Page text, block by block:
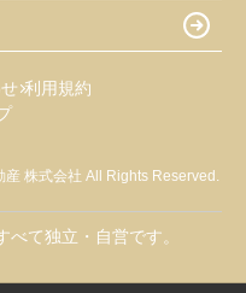
利用規約
株式会社 All Rights Reserved.
て独立・自営です。